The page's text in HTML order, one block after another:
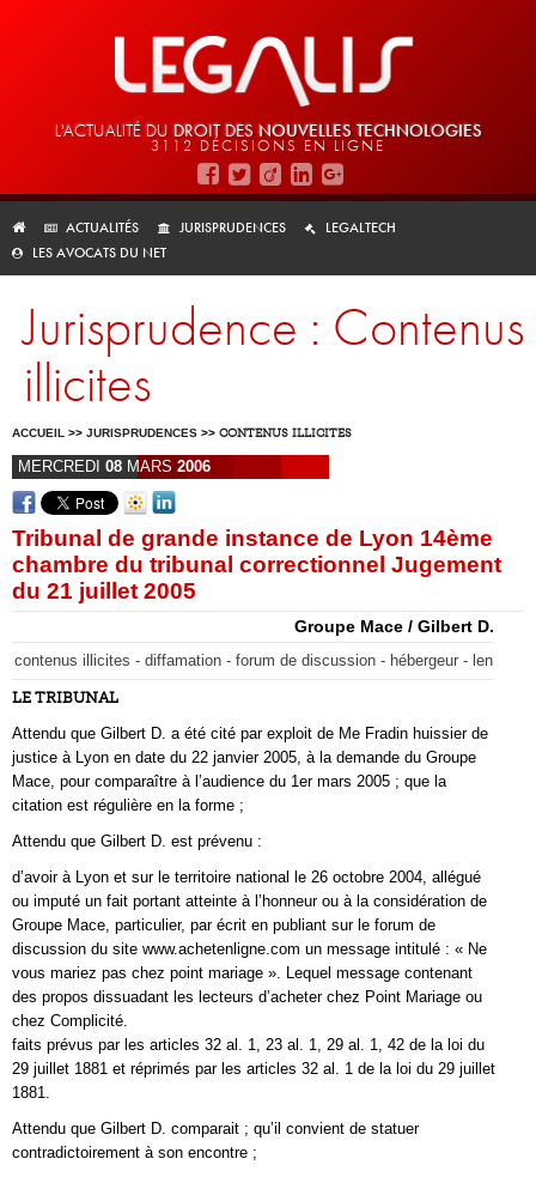
L'ACTUALITÉ DU DROIT DES NOUVELLES TECHNOLOGIES
3112 DÉCISIONS EN LIGNE
ACTUALITÉS JURISPRUDENCES
LEGALTECH
LES AVOCATS DU NET
Jurisprudence : Contenus
illicites
ACCUEIL >> JURISPRUDENCES >> CONTENUS ILLICITES
MERCREDI 08 MARS 2006
Tribunal de grande instance de Lyon 14ème
chambre du tribunal correctionnel Jugement
du 21 juillet 2005
Groupe Mace / Gilbert D.
contenus illicites - diffamation - forum de discussion - hébergeur - len
LE TRIBUNAL
Attendu que Gilbert D. a été cité par exploit de Me Fradin huissier de
justice à Lyon en date du 22 janvier 2005, à la demande du Groupe
Mace, pour comparaître à l’audience du 1er mars 2005 ; que la
citation est régulière en la forme ;
Attendu que Gilbert D. est prévenu :
d’avoir à Lyon et sur le territoire national le 26 octobre 2004, allégué
ou imputé un fait portant atteinte à l’honneur ou à la considération de
Groupe Mace, particulier, par écrit en publiant sur le forum de
discussion du site www.achetenligne.com un message intitulé : « Ne
vous mariez pas chez point mariage ». Lequel message contenant
des propos dissuadant les lecteurs d’acheter chez Point Mariage ou
chez Complicité.
faits prévus par les articles 32 al. 1, 23 al. 1, 29 al. 1, 42 de la loi du
29 juillet 1881 et réprimés par les articles 32 al. 1 de la loi du 29 juillet
1881.
Attendu que Gilbert D. comparait ; qu’il convient de statuer
contradictoirement à son encontre ;